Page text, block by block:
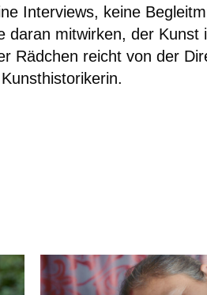
Interviews, keine
daran mitwirken, der
Rädchen reicht von der